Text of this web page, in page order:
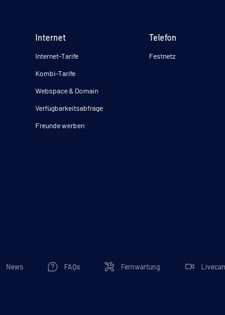
Internet
Internet-Tarife
Kombi-Tarife
Webspace & Domain
Verfügbarkeitsabfrage
Freunde werben
Telefon
Festnetz
News FAQs Fernwartung